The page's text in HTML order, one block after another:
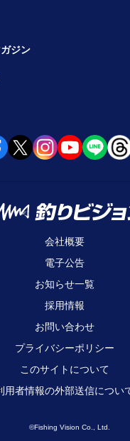
ジン
会社概要
電子公告
お知らせ一覧
採用情報
お問い合わせ
プライバシーポリシー
このサイトについて
用者情報の外部送信につい
©Fishing Vision Co., Ltd.